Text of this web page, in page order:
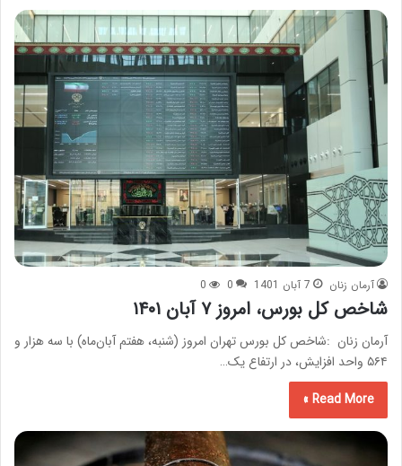
آرمان زنان 7 آبان 1401 0
0
شاخص کل بورس، امروز ۷ آبان ۱۴۰۱
آرمان زنان :شاخص کل بورس تهران امروز (شنبه، هفتم آبان‌ماه) با سه هزار و
۵۶۴ واحد افزایش، در ارتفاع یک…
Read More »